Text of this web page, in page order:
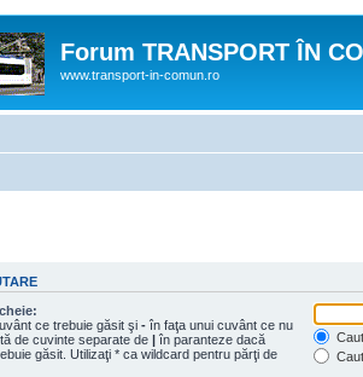
Forum TRANSPORT ÎN
www.transport-in-comun.ro
ce trebuie găsit şi - în faţa unui cuvânt ce nu
de cuvinte separate de | în paranteze dacă
găsit. Utilizaţi * ca wildcard pentru părţi de